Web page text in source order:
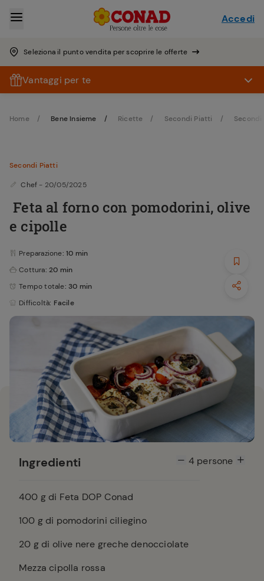
Seleziona il punto vendita per scoprire le offerte
Accedi
Vantaggi per te
Home Bene Insieme Ricette Secondi Piatti
Secondi Piatti
Chef - 20/05/2025
Feta al forno con pomodorini, olive
e cipolle
Preparazione: 10 min
Cottura: 20 min
Tempo totale: 30 min
Difficoltà: Facile
Ingredienti 4persone
400 g di Feta DOP Conad
100 g di pomodorini ciliegino
20 g di olive nere greche denocciolate
Mezza cipolla rossa